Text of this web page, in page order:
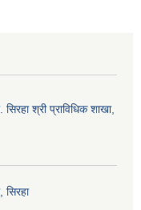
श्री प्राविधिक शाखा,
सिरहा